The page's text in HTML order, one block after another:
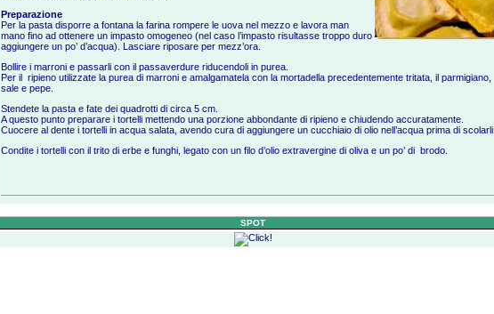
Preparazione
Per la pasta disporre a fontana la farina rompere le uova nel mezzo e lavora man
mano fino ad ottenere un impasto omogeneo (nel caso l’impasto risultasse troppo duro
aggiungere un po’ d’acqua). Lasciare riposare per mezz’ora.
Bollire i marroni e passarli con il passaverdure riducendoli in purea.
Per il ripieno utilizzate la purea di marroni e amalgamatela con la mortadella precedentemente tritata, il parmigiano,
sale e pepe.
Stendete la pasta e fate dei quadrotti di circa 5 cm.
A questo punto preparare i tortelli mettendo una porzione abbondante di ripieno e chiudendo accuratamente.
Cuocere al dente i tortelli in acqua salata, avendo cura di aggiungere un cucchiaio di olio nell’acqua prima di scolarli.
Condite i tortelli con il trito di erbe e funghi, legato con un filo d’olio extravergine di oliva e un po’ di brodo.
SPOT